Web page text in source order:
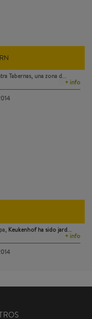
Tabernas, una zona d…
+ info
Keukenhofha sido jard…
+ info